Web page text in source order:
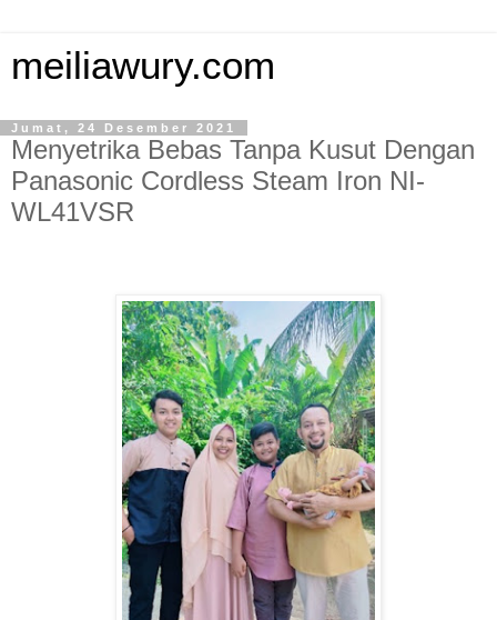
meiliawury.com
Jumat, 24 Desember 2021
Menyetrika Bebas Tanpa Kusut Dengan
Panasonic Cordless Steam Iron NI-
WL41VSR